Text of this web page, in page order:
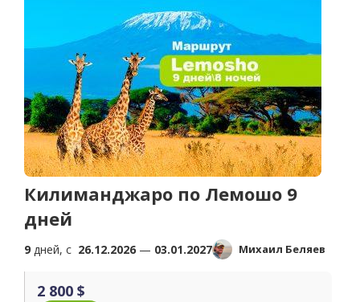
Килиманджаро по Лемошо 9
дней
9 дней, c 26.12.2026 — 03.01.2027 Михаил Беляев
2 800 $